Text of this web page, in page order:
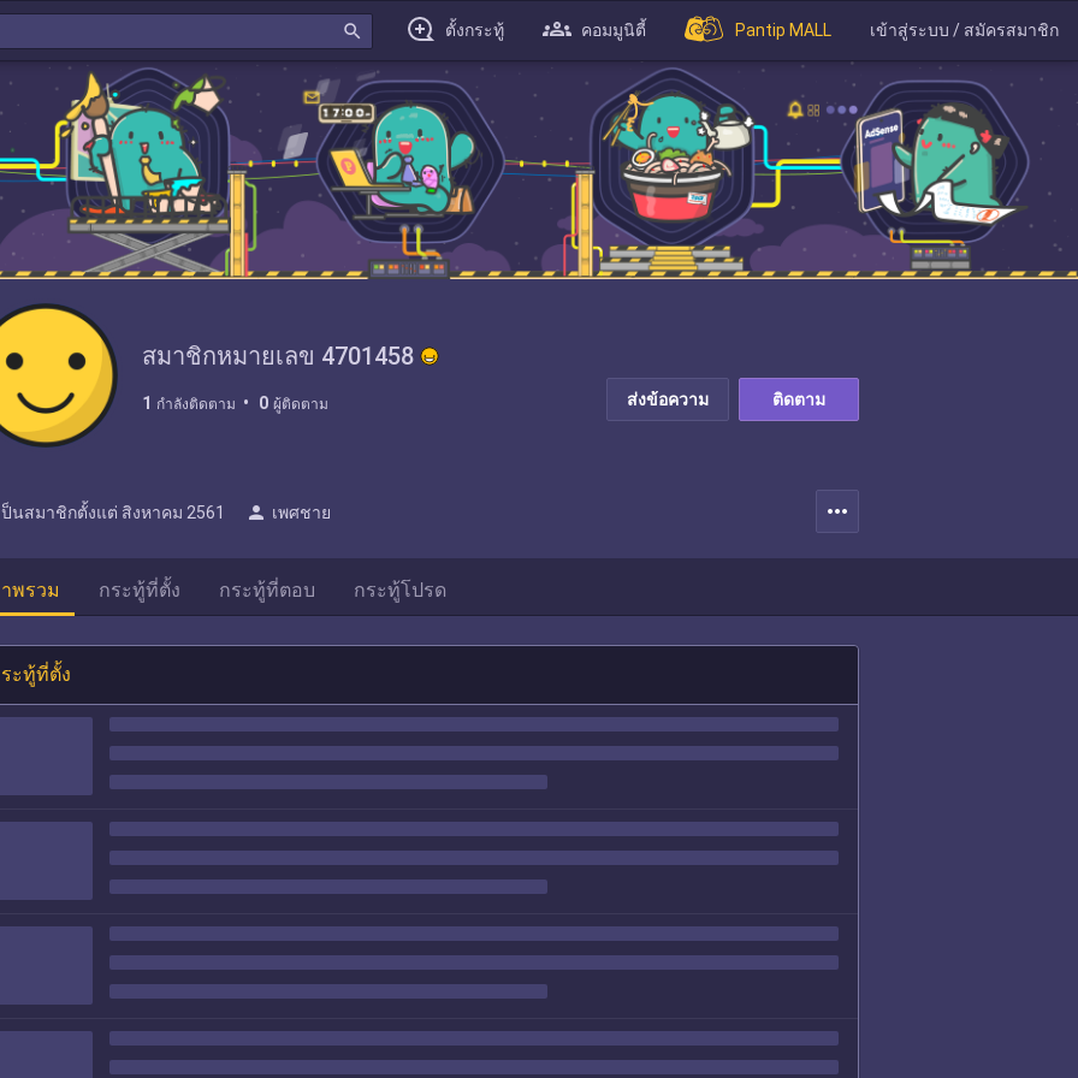
search ตั้งกระทู้ คอมมูนิตี้ Pantip MALL เข้าสู่ระบบ / สมัครสมาชิก
สมาชิกหมายเลข 4701458
1 กำลังติดตาม 0 ผู้ติดตาม ส่งข้อความ ติดตาม
ป็นสมาชิกตั้งแต่ สิงหาคม 2561 person เพศชาย more_horiz
พรวม กระทู้ที่ตั้ง กระทู้ที่ตอบ กระทู้โปรด
ะทู้ที่ตั้ง